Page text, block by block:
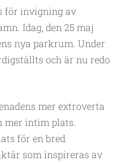
för invigning av
Idag, den 25 maj
nya parkrum. Under
och är nu redo
mer extroverta
mer intim plats.
för en bred
som inspireras av